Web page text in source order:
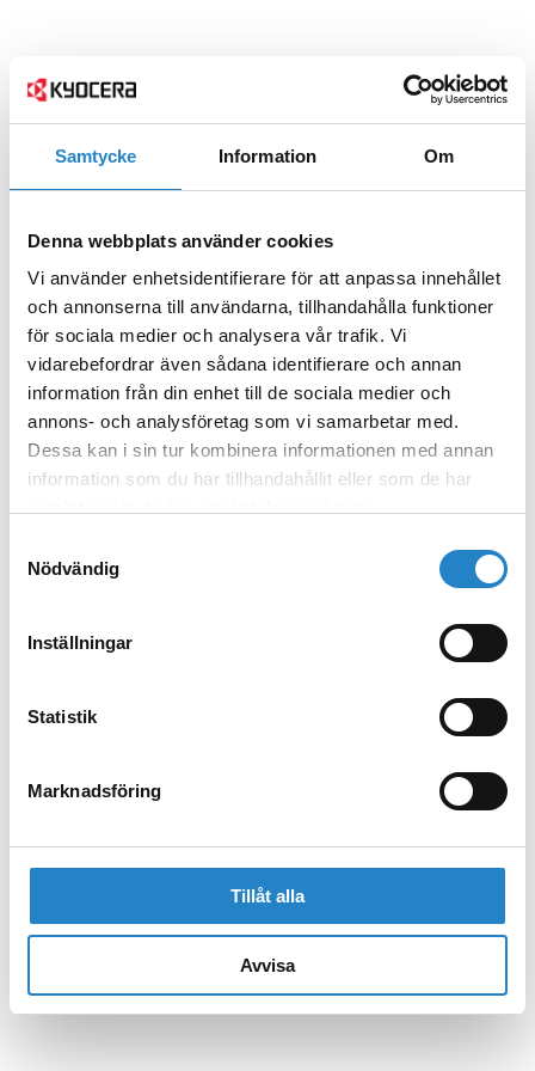
Samtycke Information Om
Denna webbplats använder cookies
Vi använder enhetsidentifierare för att anpassa innehållet
och annonserna till användarna, tillhandahålla funktioner
för sociala medier och analysera vår trafik. Vi
vidarebefordrar även sådana identifierare och annan
information från din enhet till de sociala medier och
annons- och analysföretag som vi samarbetar med.
Dessa kan i sin tur kombinera informationen med annan
information som du har tillhandahållit eller som de har
Nödvändig
Inställningar
Statistik
Marknadsföring
Tillåt alla
Avvisa